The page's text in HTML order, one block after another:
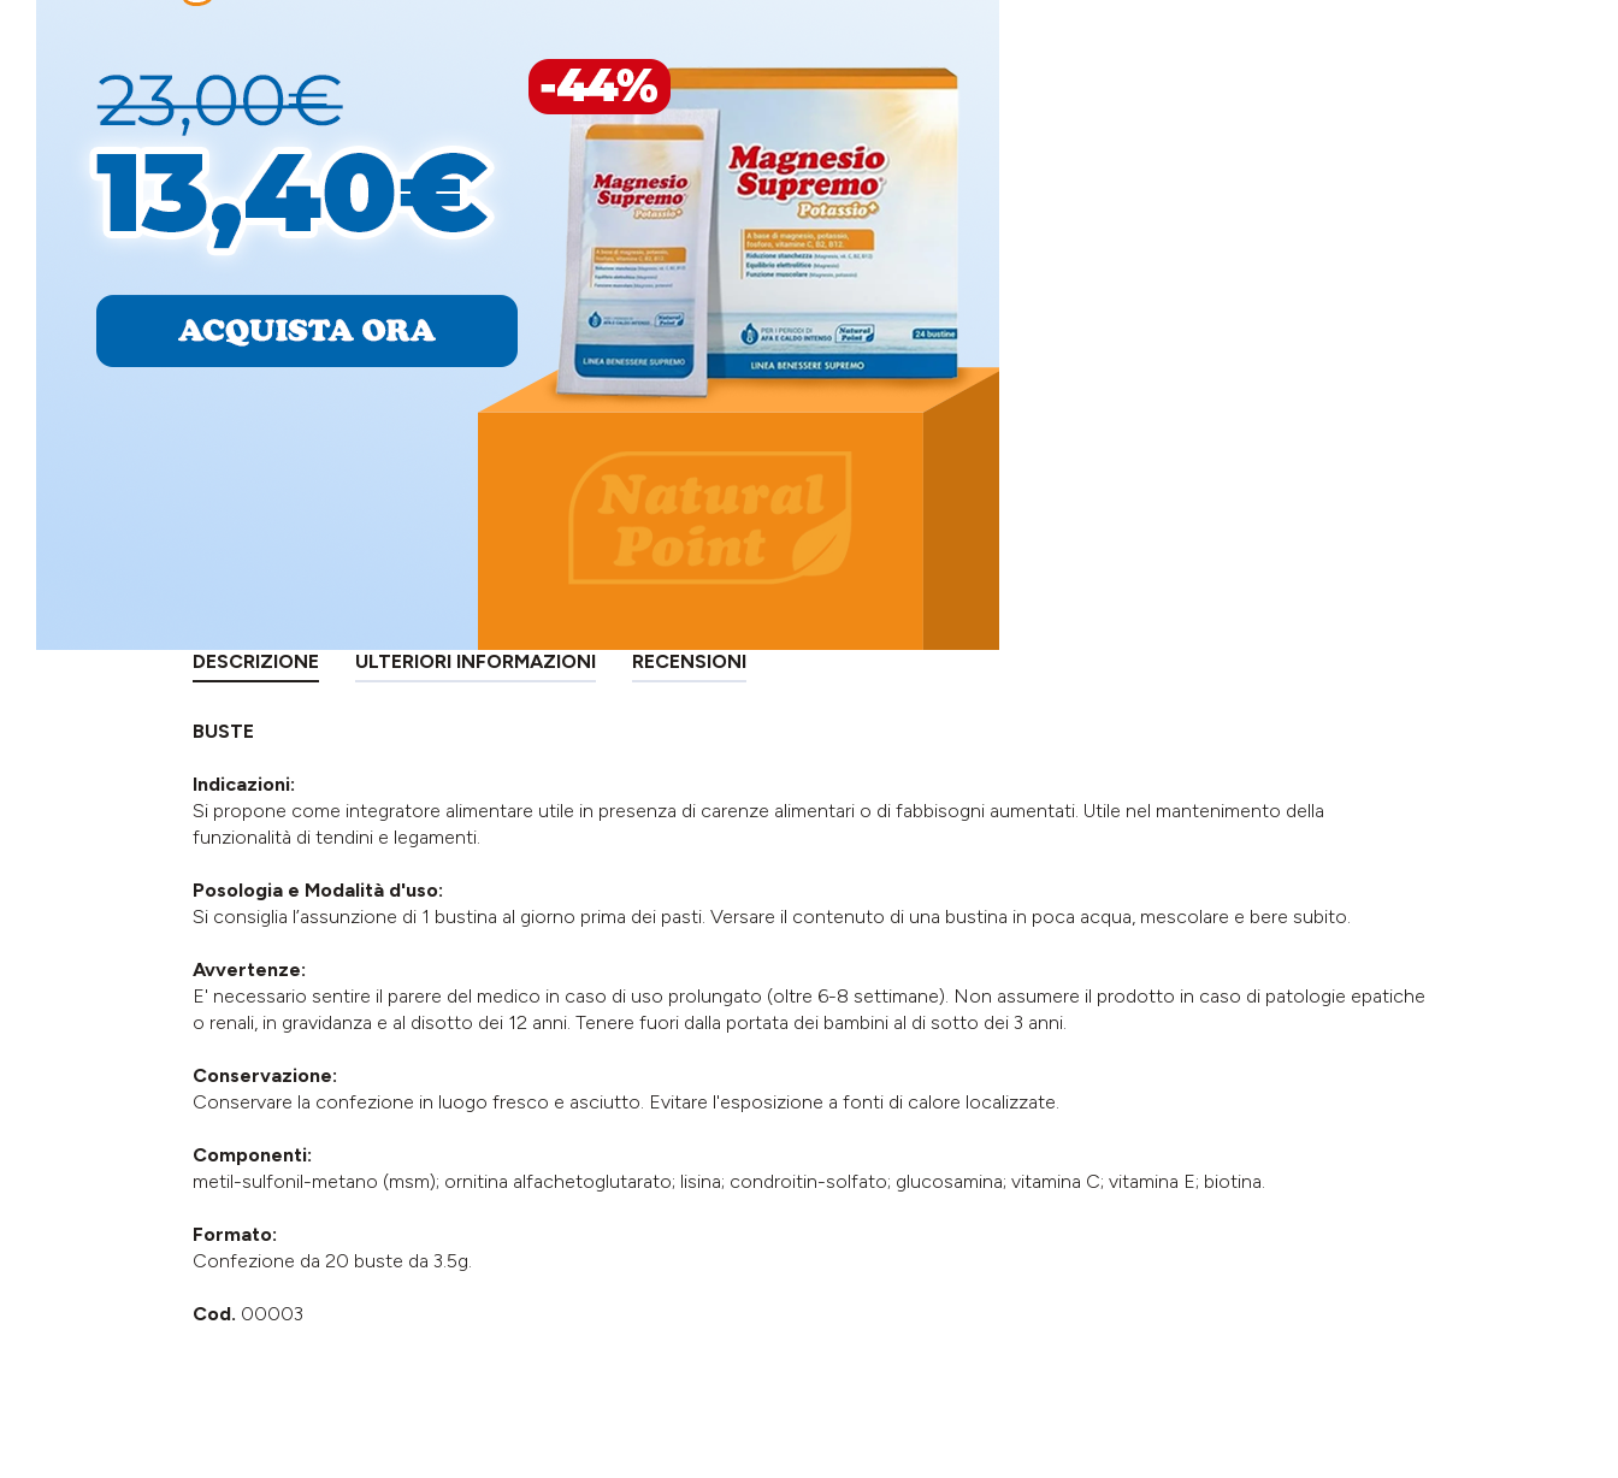
DESCRIZIONE ULTERIORI INFORMAZIONI RECENSIONI
BUSTE
Indicazioni:
Si propone come integratore alimentare utile in presenza di carenze alimentari o di fabbisogni aumentati. Utile nel mantenimento della
funzionalità di tendini e legamenti.
Posologia e Modalità d'uso:
Si consiglia l’assunzione di 1 bustina al giorno prima dei pasti. Versare il contenuto di una bustina in poca acqua, mescolare e bere subito.
Avvertenze:
E' necessario sentire il parere del medico in caso di uso prolungato (oltre 6-8 settimane). Non assumere il prodotto in caso di patologie epatiche
o renali, in gravidanza e al disotto dei 12 anni. Tenere fuori dalla portata dei bambini al di sotto dei 3 anni.
Conservazione:
Conservare la confezione in luogo fresco e asciutto. Evitare l'esposizione a fonti di calore localizzate.
Componenti:
metil-sulfonil-metano (msm); ornitina alfachetoglutarato; lisina; condroitin-solfato; glucosamina; vitamina C; vitamina E; biotina.
Formato:
Confezione da 20 buste da 3.5g.
Cod. 00003